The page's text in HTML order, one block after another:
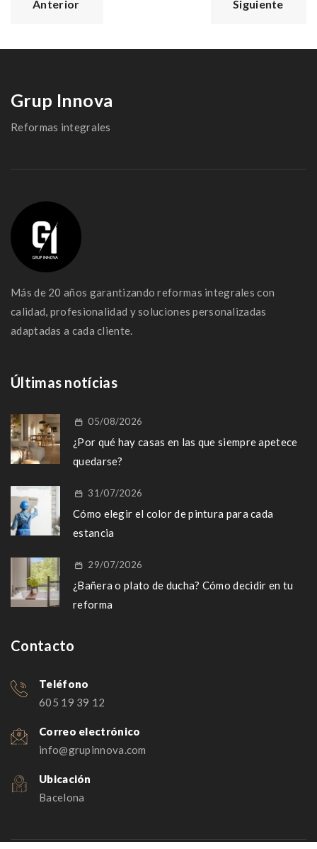
Grup Innova
Reformas integrales
Más de 20 años garantizando reformas integrales con
calidad, profesionalidad y soluciones personalizadas
adaptadas a cada cliente.
Últimas notícias
05/08/2026
¿Por qué hay casas en las que siempre apetece
quedarse?
31/07/2026
Cómo elegir el color de pintura para cada
estancia
29/07/2026
¿Bañera o plato de ducha? Cómo decidir en tu
reforma
Contacto
Teléfono
605 19 39 12
Correo electrónico
info@grupinnova.com
Ubicación
Bacelona